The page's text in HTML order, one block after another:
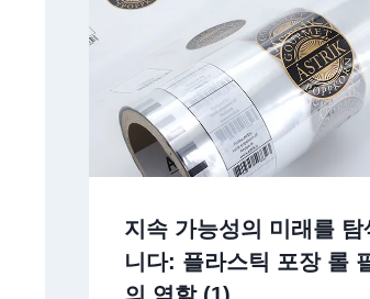
지속 가능성의 미래를 탐
니다: 플라스틱 포장 롤